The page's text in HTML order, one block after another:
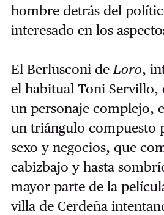
hombre detrás del
interesado en los
El Berlusconi deLoro,
el habitual Toni Servillo,
un personaje complejo,
un triángulo compuesto
sexo y negocios, que
cabizbajo y hasta
mayor parte de la
villa de Cerdeña